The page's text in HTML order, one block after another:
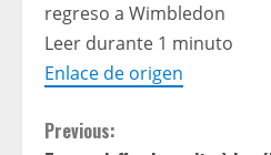
regreso a Wimbledon
Leer durante 1 minuto
Enlace de origen
C
Previous: